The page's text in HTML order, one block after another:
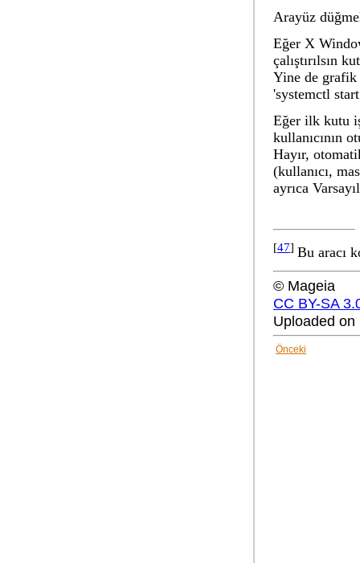
Arayüz
Eğer X
çalıştırılsın
Yine de grafik
'systemctl
Eğer ilk kutu
kullanıcının
Hayır,
(kullanıcı,
ayrıca
[47] Bu aracı
© Mageia
CC BY-SA
Uploaded
Önceki